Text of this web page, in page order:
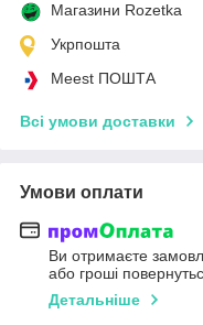
Магазини Rozetka
Укрпошта
Meest ПОШТА
Всі умови доставки
Умови оплати
Ви отримаєте
або гроші
Детальніше